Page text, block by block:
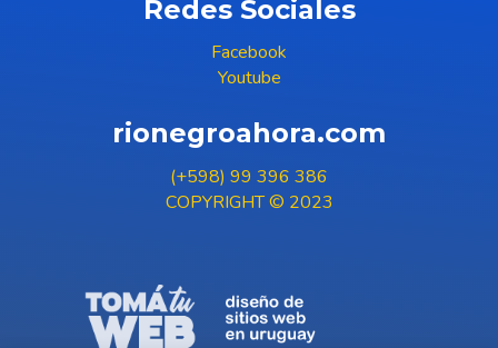
Redes Sociales
Facebook
Youtube
rionegroahora.com
(+598) 99 396 386
COPYRIGHT © 2023